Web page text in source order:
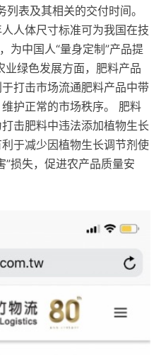
表及其相关的交付时间。
人体尺寸标准可为我国在技
为中国人“量身定制”产品提
绿色发展方面，肥料产品
打击市场流通肥料产品中带
护正常的市场秩序。 肥料
击肥料中违法添加植物生长
于减少因植物生长调节剂使
”损失，促进农产品质量安